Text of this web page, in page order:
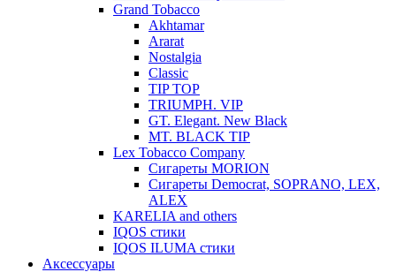
Grand Tobacco
Akhtamar
Ararat
Nostalgia
Classic
TIP TOP
TRIUMPH. VIP
GT. Elegant. New Black
MT. BLACK TIP
Lex Tobacco Company
Сигареты MORION
Сигареты Democrat, SOPRANO, LEX,
ALEX
KARELIA and others
IQOS стики
IQOS ILUMA стики
Аксессуары